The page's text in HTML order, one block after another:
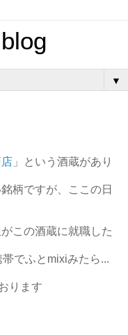
▼
」という酒蔵があり
柄ですが、ここの日
この酒蔵に就職した
でふとmixiみたら...
ります